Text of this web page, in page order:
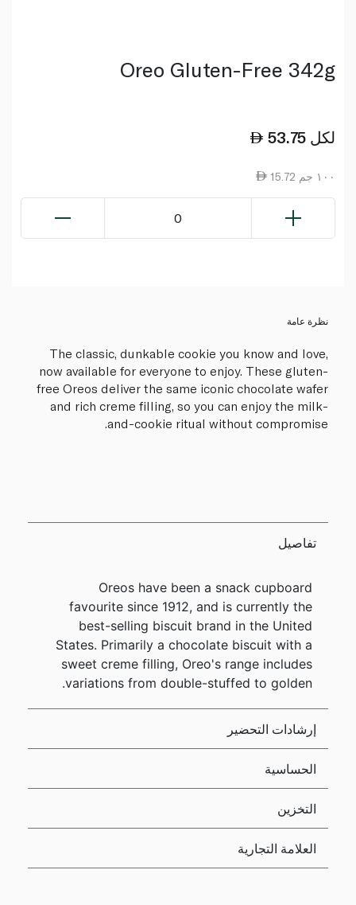
Oreo Gluten-Free 342g
53.75 لكل
15.72 ١٠٠ جم
0
نظرة عامة
The classic, dunkable cookie you know and love,
now available for everyone to enjoy. These gluten-
free Oreos deliver the same iconic chocolate wafer
and rich creme filling, so you can enjoy the milk-
and-cookie ritual without compromise.
تفاصيل
Oreos have been a snack cupboard
favourite since 1912, and is currently the
best-selling biscuit brand in the United
States. Primarily a chocolate biscuit with a
sweet creme filling, Oreo's range includes
variations from double-stuffed to golden.
إرشادات التحضير
الحساسية
التخزين
العلامة التجارية